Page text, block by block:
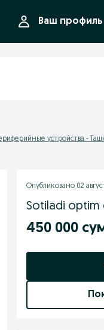
Ваш профиль
устройства -
Опубликовано 02
Sotiladi optim
450 000